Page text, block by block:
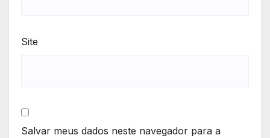
Site
Salvar meus dados neste navegador para a